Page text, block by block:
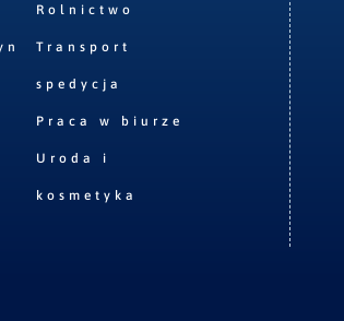
Rolnictwo
Transport
spedycja
Praca w biurze
Uroda i
kosmetyka